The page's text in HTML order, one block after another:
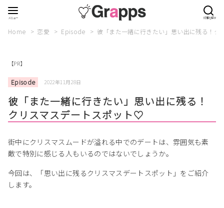
Home 恋愛 Episode 彼「また一緒に行きたい」思い出に残る！
【PR】
Episode 2022年11月28日
彼「また一緒に行きたい」思い出に残る！
クリスマスデートスポット♡
街中にクリスマスムードが溢れる中でのデートは、雰囲気も素
敵で特別に感じる人もいるのではないでしょうか。
今回は、「思い出に残るクリスマスデートスポット」をご紹介
します。